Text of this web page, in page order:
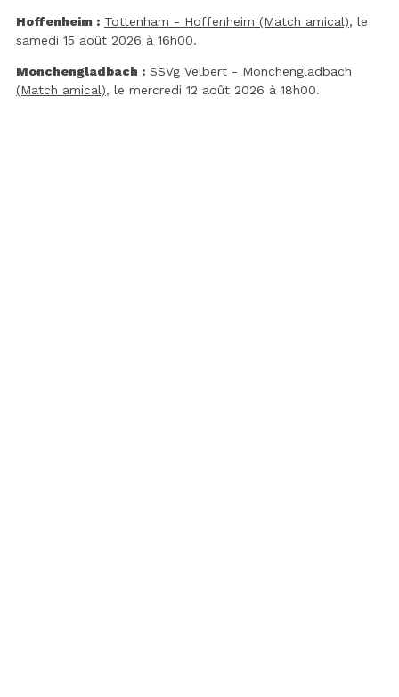
Hoffenheim : Tottenham - Hoffenheim (Match amical), le
samedi 15 août 2026 à 16h00.
Monchengladbach : SSVg Velbert - Monchengladbach
(Match amical), le mercredi 12 août 2026 à 18h00.